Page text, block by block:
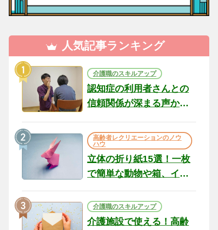
人気記事ランキング
介護職のスキルアップ
認知症の利用者さんとの
信頼関係が深まる声かけ
の現場から（22）
高齢者レクリエーションのノウ
ハウ
立体の折り紙15選！一枚
で簡単な動物や箱、イン
介護職のスキルアップ
介護施設で使える！高齢